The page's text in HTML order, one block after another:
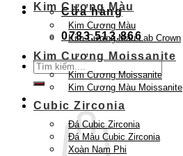
Cửa hàng
0783.513.866
Tìm
kiếm:
Kim Cương Màu
Kim Cương Màu
Kim Cương Màu Lab Crown
Kim Cương Moissanite
Kim Cương Moissanite
Kim Cương Màu Moissanite
Cubic Zirconia
Đá Cubic Zirconia
Đá Màu Cubic Zirconia
Xoàn Nam Phi